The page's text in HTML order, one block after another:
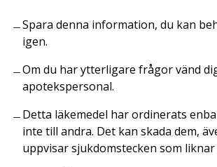
Spara denna information, du kan
igen.
Om du har ytterligare frågor vänd
apotekspersonal.
Detta läkemedel har ordinerats
inte till andra. Det kan skada dem,
uppvisar sjukdomstecken som liknar